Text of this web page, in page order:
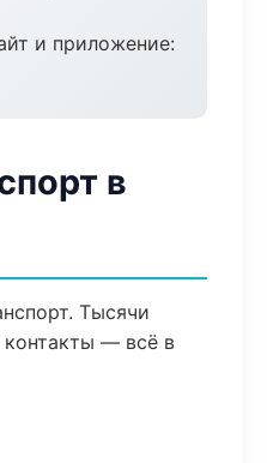
и приложение:
в
Тысячи
контакты — всё в